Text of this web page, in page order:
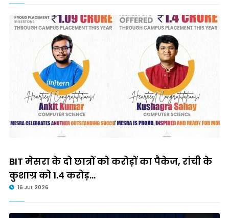
BIT मेसरा के दो छात्रों को करोड़ों का पैकेज, रांची के
कुशाग्र को 1.4 करोड़...
16 JUL 2026